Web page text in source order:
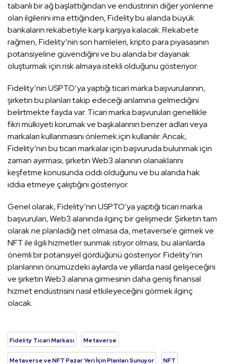
tabanlı bir ağ başlattığından ve endüstrinin diğer yönlerine
olan ilgilerini ima ettiğinden, Fidelity bu alanda büyük
bankaların rekabetiyle karşı karşıya kalacak. Rekabete
rağmen, Fidelity’nin son hamleleri, kripto para piyasasının
potansiyeline güvendiğini ve bu alanda bir dayanak
oluşturmak için risk almaya istekli olduğunu gösteriyor.
Fidelity’nin USPTO’ya yaptığı ticari marka başvurularının,
şirketin bu planları takip edeceği anlamına gelmediğini
belirtmekte fayda var. Ticari marka başvuruları genellikle
fikri mülkiyeti korumak ve başkalarının benzer adları veya
markaları kullanmasını önlemek için kullanılır. Ancak,
Fidelity’nin bu ticari markalar için başvuruda bulunmak için
zaman ayırması, şirketin Web3 alanının olanaklarını
keşfetme konusunda ciddi olduğunu ve bu alanda hak
iddia etmeye çalıştığını gösteriyor.
Genel olarak, Fidelity’nin USPTO’ya yaptığı ticari marka
başvuruları, Web3 alanında ilginç bir gelişmedir. Şirketin tam
olarak ne planladığı net olmasa da, metaverse’e girmek ve
NFT ile ilgili hizmetler sunmak istiyor olması, bu alanlarda
önemli bir potansiyel gördüğünü gösteriyor. Fidelity’nin
planlarının önümüzdeki aylarda ve yıllarda nasıl gelişeceğini
ve şirketin Web3 alanına girmesinin daha geniş finansal
hizmet endüstrisini nasıl etkileyeceğini görmek ilginç
olacak.
Fidelity Ticari Markası Metaverse
Metaverse ve NFT Pazar Yeri İçin Planları Sunuyor NFT